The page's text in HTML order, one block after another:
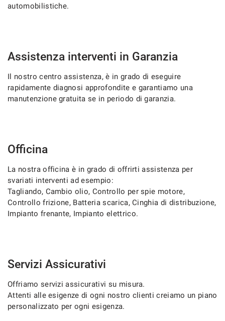
automobilistiche.
Assistenza interventi in Garanzia
Il nostro centro assistenza, è in grado di eseguire
rapidamente diagnosi approfondite e garantiamo una
manutenzione gratuita se in periodo di garanzia.
Officina
La nostra officina è in grado di offrirti assistenza per
svariati interventi ad esempio:
Tagliando, Cambio olio, Controllo per spie motore,
Controllo frizione, Batteria scarica, Cinghia di distribuzione,
Impianto frenante, Impianto elettrico.
Servizi Assicurativi
Offriamo servizi assicurativi su misura.
Attenti alle esigenze di ogni nostro clienti creiamo un piano
personalizzato per ogni esigenza.